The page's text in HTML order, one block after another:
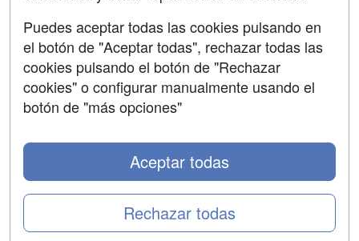
Grupo formazion:
Puedes aceptar todas las cookies pulsando en
el botón de "Aceptar todas", rechazar todas las
cookies pulsando el botón de "Rechazar
cookies" o configurar manualmente usando el
botón de "más opciones"
Rechazar todas
Aceptar todas